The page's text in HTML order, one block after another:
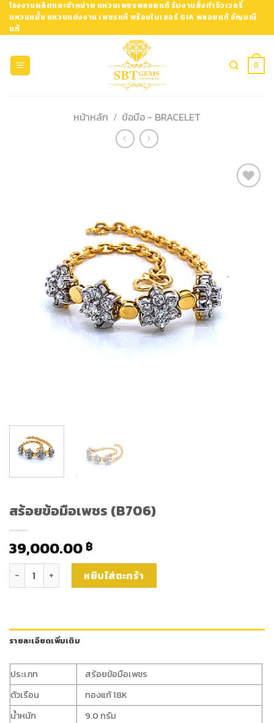
Skip
content
โรงงานผลิตและจำหน่าย แหวนเพชรพลอยแท้ รับงานสั่งทำจิวเวลรี่
แหวนหมั้น แหวนแต่งงาน เพชรแท้ พร้อมใบเซอร์ GIA พลอยแท้ อัญมณี
แท้
0
หน้าหลัก / ข้อมือ - BRACELET
สร้อยข้อมือเพชร (B706)
39,000.00 ฿
จำนวน สร้อยข้อมือเพชร (B706) ชิ้น
หยิบใส่ตะกร้า
รายละเอียดเพิ่มเติม
ประเภท
สร้อยข้อมือเพชร
ตัวเรือน
ทองแท้ 18K
น้ำหนัก
9.0 กรัม